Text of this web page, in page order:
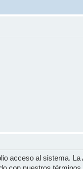
acceso al sistema.